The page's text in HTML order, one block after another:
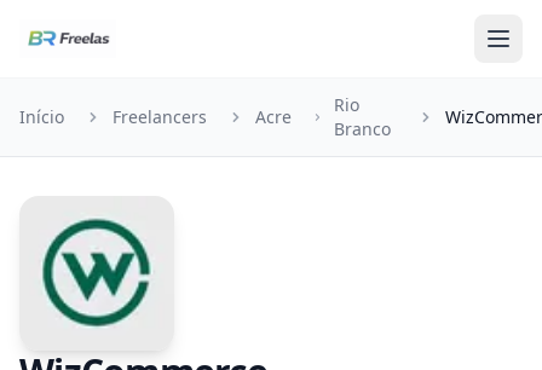
Início Freelancers Acre
Rio
Branco